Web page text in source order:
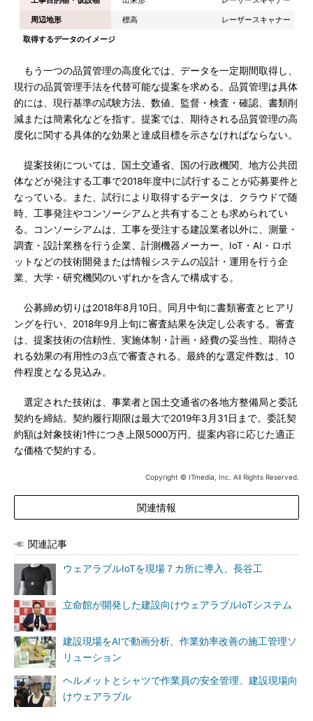
周辺地形
標高
レーザースキャナー
取得するデータのイメージ
もう一つの品質管理の高度化では、データを一定期間取得し、
現行の品質管理手法を代替可能な提案を求める。品質管理は具体
的には、現行基準の試験方法、数値、監督・検査・確認、書類削
減または簡素化などを指す。提案では、期待される品質管理の高
度化に関する具体的な効果と達成目標を示さなければならない。
提案技術については、国土交通省、国の行政機関、地方公共団
体などが発注する工事で2018年度中に試行することが応募要件と
なっている。また、試行により取得するデータは、クラウドで随
時、工事発注やコンソーシアムと共有することも求められてい
る。コンソーシアムは、工事を受注する建設業者以外に、測量・
調査・設計業務を行う企業、計測機器メーカー、IoT・AI・ロボ
ットなどの技術開発または情報システムの設計・運用を行う企
業、大学・研究機関のいずれかを含んで構成する。
公募締め切りは2018年8月10日。同月中旬に書類審査とヒアリ
ングを行い、2018年9月上旬に審査結果を決定し公表する。審査
は、提案技術の信頼性、実施体制・計画・経費の妥当性、期待さ
れる効果の有用性の3点で審査される。最終的な選定件数は、10
件程度となる見込み。
選定された技術は、事業者と国土交通省の各地方整備局と委託
契約を締結。契約履行期限は最大で2019年3月31日まで。委託契
約額は対象技術1件につき上限5000万円。提案内容に応じた適正
な価格で契約する。
Copyright © ITmedia, Inc. All Rights Reserved.
関連情報
関連記事
ウェアラブルIoTを現場７カ所に導入、長谷工
立命館が開発した建設向けウェアラブルIoTシステム
建設現場をAIで動画分析、作業効率改善の施工管理ソ
リューション
ヘルメットとシャツで作業員の安全管理、建設現場向
けウェアラブル